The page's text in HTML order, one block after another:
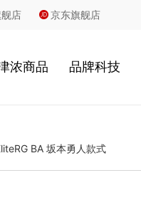
店 京东旗舰店
浓商品
球 游泳
品牌科技
服装科技
BA 坂本勇人款式